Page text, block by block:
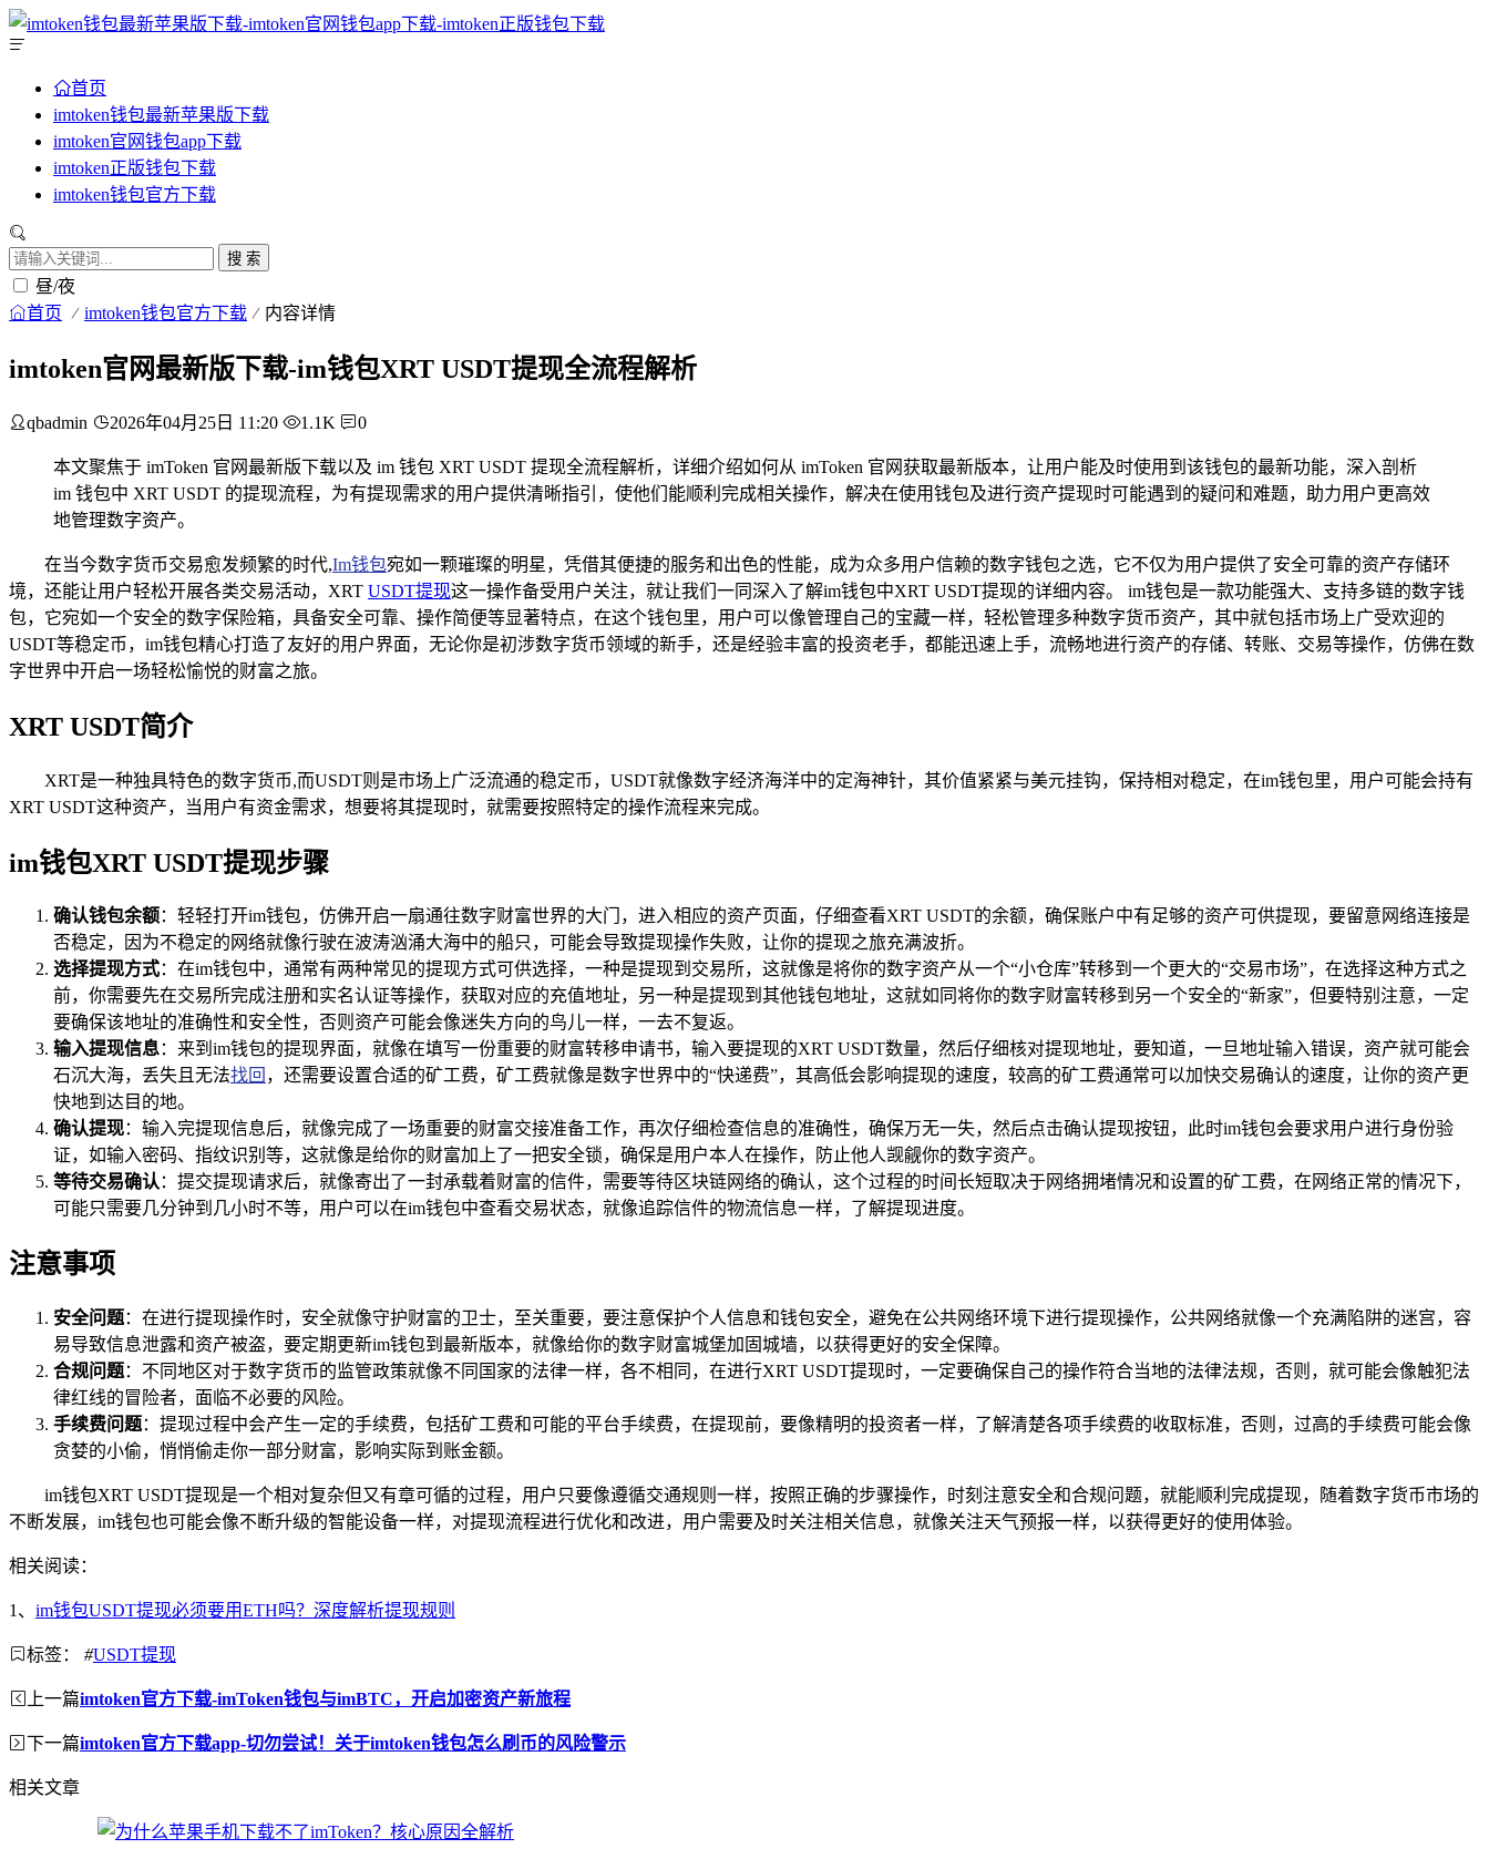
首页
imtoken钱包最新苹果版下载
imtoken官网钱包app下载
imtoken正版钱包下载
imtoken钱包官方下载
搜 索
昼/夜
首页 imtoken钱包官方下载 内容详情
imtoken官网最新版下载-im钱包XRT USDT提现全流程解析
qbadmin 2026年04月25日 11:20 1.1K 0
本文聚焦于 imToken 官网最新版下载以及 im 钱包 XRT USDT 提现全流程解析，详细介绍如何从 imToken 官网获取最新版本，让用户能及时使用到该钱包的最新功能，深入剖析
im 钱包中 XRT USDT 的提现流程，为有提现需求的用户提供清晰指引，使他们能顺利完成相关操作，解决在使用钱包及进行资产提现时可能遇到的疑问和难题，助力用户更高效
地管理数字资产。
在当今数字货币交易愈发频繁的时代,Im钱包宛如一颗璀璨的明星，凭借其便捷的服务和出色的性能，成为众多用户信赖的数字钱包之选，它不仅为用户提供了安全可靠的资产存储环
境，还能让用户轻松开展各类交易活动，XRT USDT提现这一操作备受用户关注，就让我们一同深入了解im钱包中XRT USDT提现的详细内容。 im钱包是一款功能强大、支持多链的数字钱
包，它宛如一个安全的数字保险箱，具备安全可靠、操作简便等显著特点，在这个钱包里，用户可以像管理自己的宝藏一样，轻松管理多种数字货币资产，其中就包括市场上广受欢迎的
USDT等稳定币，im钱包精心打造了友好的用户界面，无论你是初涉数字货币领域的新手，还是经验丰富的投资老手，都能迅速上手，流畅地进行资产的存储、转账、交易等操作，仿佛在数
字世界中开启一场轻松愉悦的财富之旅。
XRT USDT简介
XRT是一种独具特色的数字货币,而USDT则是市场上广泛流通的稳定币，USDT就像数字经济海洋中的定海神针，其价值紧紧与美元挂钩，保持相对稳定，在im钱包里，用户可能会持有
XRT USDT这种资产，当用户有资金需求，想要将其提现时，就需要按照特定的操作流程来完成。
im钱包XRT USDT提现步骤
确认钱包余额：轻轻打开im钱包，仿佛开启一扇通往数字财富世界的大门，进入相应的资产页面，仔细查看XRT USDT的余额，确保账户中有足够的资产可供提现，要留意网络连接是
否稳定，因为不稳定的网络就像行驶在波涛汹涌大海中的船只，可能会导致提现操作失败，让你的提现之旅充满波折。
选择提现方式：在im钱包中，通常有两种常见的提现方式可供选择，一种是提现到交易所，这就像是将你的数字资产从一个“小仓库”转移到一个更大的“交易市场”，在选择这种方式之
前，你需要先在交易所完成注册和实名认证等操作，获取对应的充值地址，另一种是提现到其他钱包地址，这就如同将你的数字财富转移到另一个安全的“新家”，但要特别注意，一定
要确保该地址的准确性和安全性，否则资产可能会像迷失方向的鸟儿一样，一去不复返。
输入提现信息：来到im钱包的提现界面，就像在填写一份重要的财富转移申请书，输入要提现的XRT USDT数量，然后仔细核对提现地址，要知道，一旦地址输入错误，资产就可能会
石沉大海，丢失且无法找回 ，还需要设置合适的矿工费，矿工费就像是数字世界中的“快递费”，其高低会影响提现的速度，较高的矿工费通常可以加快交易确认的速度，让你的资产更
快地到达目的地。
确认提现：输入完提现信息后，就像完成了一场重要的财富交接准备工作，再次仔细检查信息的准确性，确保万无一失，然后点击确认提现按钮，此时im钱包会要求用户进行身份验
证，如输入密码、指纹识别等，这就像是给你的财富加上了一把安全锁，确保是用户本人在操作，防止他人觊觎你的数字资产。
等待交易确认：提交提现请求后，就像寄出了一封承载着财富的信件，需要等待区块链网络的确认，这个过程的时间长短取决于网络拥堵情况和设置的矿工费，在网络正常的情况下，
可能只需要几分钟到几小时不等，用户可以在im钱包中查看交易状态，就像追踪信件的物流信息一样，了解提现进度。
注意事项
安全问题：在进行提现操作时，安全就像守护财富的卫士，至关重要，要注意保护个人信息和钱包安全，避免在公共网络环境下进行提现操作，公共网络就像一个充满陷阱的迷宫，容
易导致信息泄露和资产被盗，要定期更新im钱包到最新版本，就像给你的数字财富城堡加固城墙，以获得更好的安全保障。
合规问题：不同地区对于数字货币的监管政策就像不同国家的法律一样，各不相同，在进行XRT USDT提现时，一定要确保自己的操作符合当地的法律法规，否则，就可能会像触犯法
律红线的冒险者，面临不必要的风险。
手续费问题：提现过程中会产生一定的手续费，包括矿工费和可能的平台手续费，在提现前，要像精明的投资者一样，了解清楚各项手续费的收取标准，否则，过高的手续费可能会像
贪婪的小偷，悄悄偷走你一部分财富，影响实际到账金额。
im钱包XRT USDT提现是一个相对复杂但又有章可循的过程，用户只要像遵循交通规则一样，按照正确的步骤操作，时刻注意安全和合规问题，就能顺利完成提现，随着数字货币市场的
不断发展，im钱包也可能会像不断升级的智能设备一样，对提现流程进行优化和改进，用户需要及时关注相关信息，就像关注天气预报一样，以获得更好的使用体验。
相关阅读：
1、 im钱包USDT提现必须要用ETH吗？深度解析提现规则
标签： #USDT提现
上一篇imtoken官方下载-imToken钱包与imBTC，开启加密资产新旅程
下一篇imtoken官方下载app-切勿尝试！关于imtoken钱包怎么刷币的风险警示
相关文章